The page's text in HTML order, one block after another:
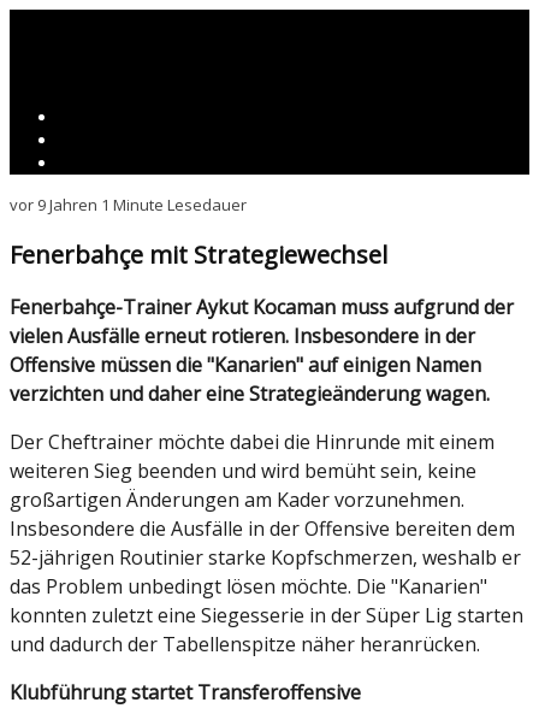
vor 9 Jahren 1 Minute Lesedauer
Fenerbahçe mit Strategiewechsel
Fenerbahçe-Trainer Aykut Kocaman muss aufgrund der
vielen Ausfälle erneut rotieren. Insbesondere in der
Offensive müssen die "Kanarien" auf einigen Namen
verzichten und daher eine Strategieänderung wagen.
Der Cheftrainer möchte dabei die Hinrunde mit einem
weiteren Sieg beenden und wird bemüht sein, keine
großartigen Änderungen am Kader vorzunehmen.
Insbesondere die Ausfälle in der Offensive bereiten dem
52-jährigen Routinier starke Kopfschmerzen, weshalb er
das Problem unbedingt lösen möchte. Die "Kanarien"
konnten zuletzt eine Siegesserie in der Süper Lig starten
und dadurch der Tabellenspitze näher heranrücken.
Klubführung startet Transferoffensive